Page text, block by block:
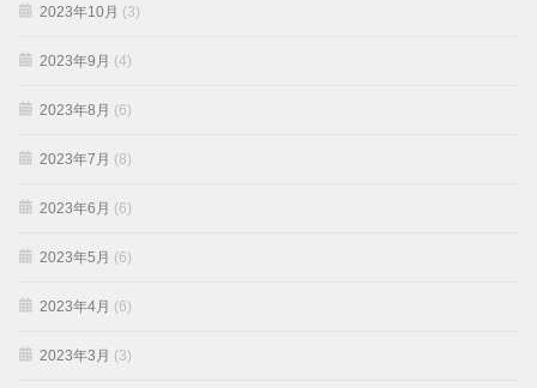
2023年10月 (3)
2023年9月 (4)
2023年8月 (6)
2023年7月 (8)
2023年6月 (6)
2023年5月 (6)
2023年4月 (6)
2023年3月 (3)